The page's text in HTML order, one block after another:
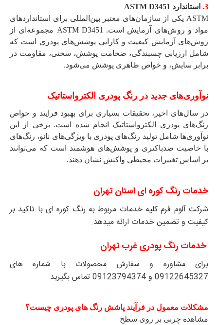
3.
استاندارد ASTM D3451
ASTM یکی از سازمان‌های معتبر بین‌المللی برای استانداردهای
مواد و روش‌های آزمایش است. ASTM D3451 مجموعه‌ای از
روش‌های آزمایش کیفیت و کارایی پوشش‌های پودری است که
شامل ارزیابی چسبندگی، ضخامت پوشش، سختی، مقاومت در
برابر سایش، و خواص ظاهری پوشش می‌شود.
نوآوری‌های جدید در رنگ پودری الکترواستاتیک
در سال‌های اخیر، تحقیقات بسیاری برای بهبود فرایند و خواص
رنگ‌های پودری الکترواستاتیک انجام شده است. برخی از این
نوآوری‌ها شامل تولید رنگ‌های پودری با ویژگی‌های نانو، رنگ‌های
با خاصیت ضدباکتری و پوشش‌های هوشمند است که می‌توانند
بر اساس تغییرات محیطی واکنش نشان دهند.
خدمات رنگ کوره ای استان تهران
شرکت آلوم فرم کلیه خدمات مربوط به رنگ کوره ای با تاکید بر
کیفیت و تضمین خدمات ارائه میدهد.
خدمات رنگ پودری غرب تهران
برای مشاوره و سفارش محصولات با شماره های
09122645327 و 09123794374 تماس بگیرید
مشکلات معمول در فرآیند پاشش رنگ های پودری چیست؟
مشاهده چربی بر روی سطح